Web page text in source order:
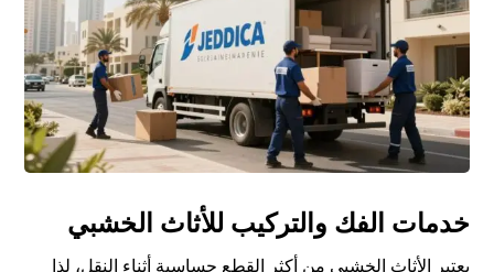
خدمات الفك والتركيب للأثاث الخشبي
يعتبر الأثاث الخشبي من أكثر القطع حساسية أثناء النقل، لذا